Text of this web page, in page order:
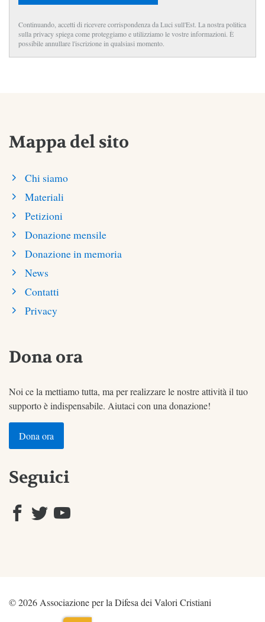
Continuando, accetti di ricevere corrispondenza da Luci sull'Est. La nostra politica
sulla privacy spiega come proteggiamo e utilizziamo le vostre informazioni. È
possibile annullare l'iscrizione in qualsiasi momento.
Mappa del sito
Chi siamo
Materiali
Petizioni
Donazione mensile
Donazione in memoria
News
Contatti
Privacy
Dona ora
Noi ce la mettiamo tutta, ma per realizzare le nostre attività il tuo
supporto è indispensabile. Aiutaci con una donazione!
Dona ora
Seguici
© 2026 Associazione per la Difesa dei Valori Cristiani